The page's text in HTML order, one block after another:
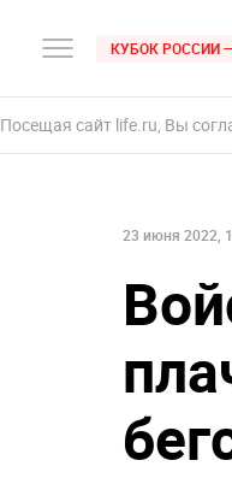
КУБОК РОССИИ
Посещая сайт life.ru, Вы
23 июня 2022,